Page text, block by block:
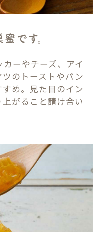
です。
ーやチーズ、アイ
のトーストやパン
め。見た目のイン
がること請け合い